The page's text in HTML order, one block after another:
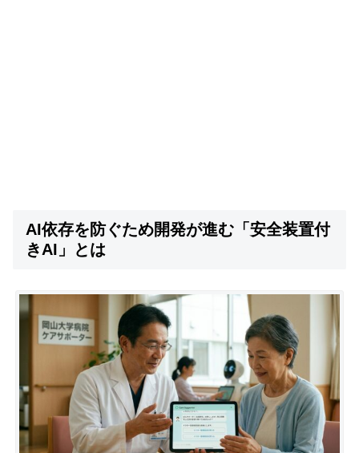
AI依存を防ぐため開発が進む「安全装置付
きAI」とは